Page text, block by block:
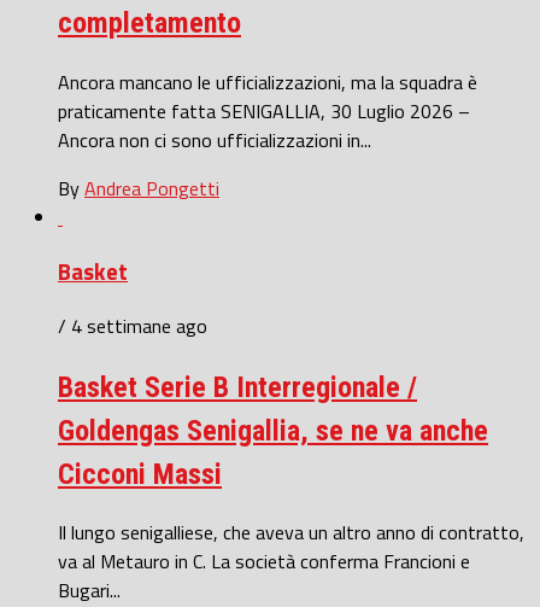
completamento
Ancora mancano le ufficializzazioni, ma la squadra è
praticamente fatta SENIGALLIA, 30 Luglio 2026 –
Ancora non ci sono ufficializzazioni in...
ByAndrea Pongetti
Basket
/ 4 settimane ago
Basket Serie B Interregionale /
Goldengas Senigallia, se ne va anche
Cicconi Massi
Il lungo senigalliese, che aveva un altro anno di contratto,
va al Metauro in C. La società conferma Francioni e
Bugari...